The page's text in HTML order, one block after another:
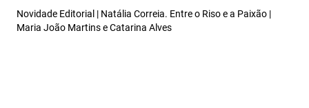
Novidade Editorial | Natália Correia. Entre o Riso e a Paixão |
Maria João Martins e Catarina Alves